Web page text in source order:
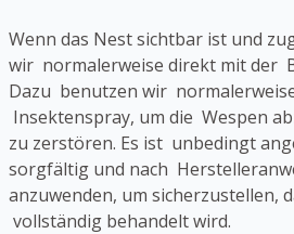
Wenn das Nest sichtbar ist und
wir normalerweise direkt mit der
Dazu benutzen wir
Insektenspray, um die Wespen
zu zerstören. Es ist unbedingt
sorgfältig und nach
anzuwenden, um sicherzustellen,
vollständig behandelt wird.